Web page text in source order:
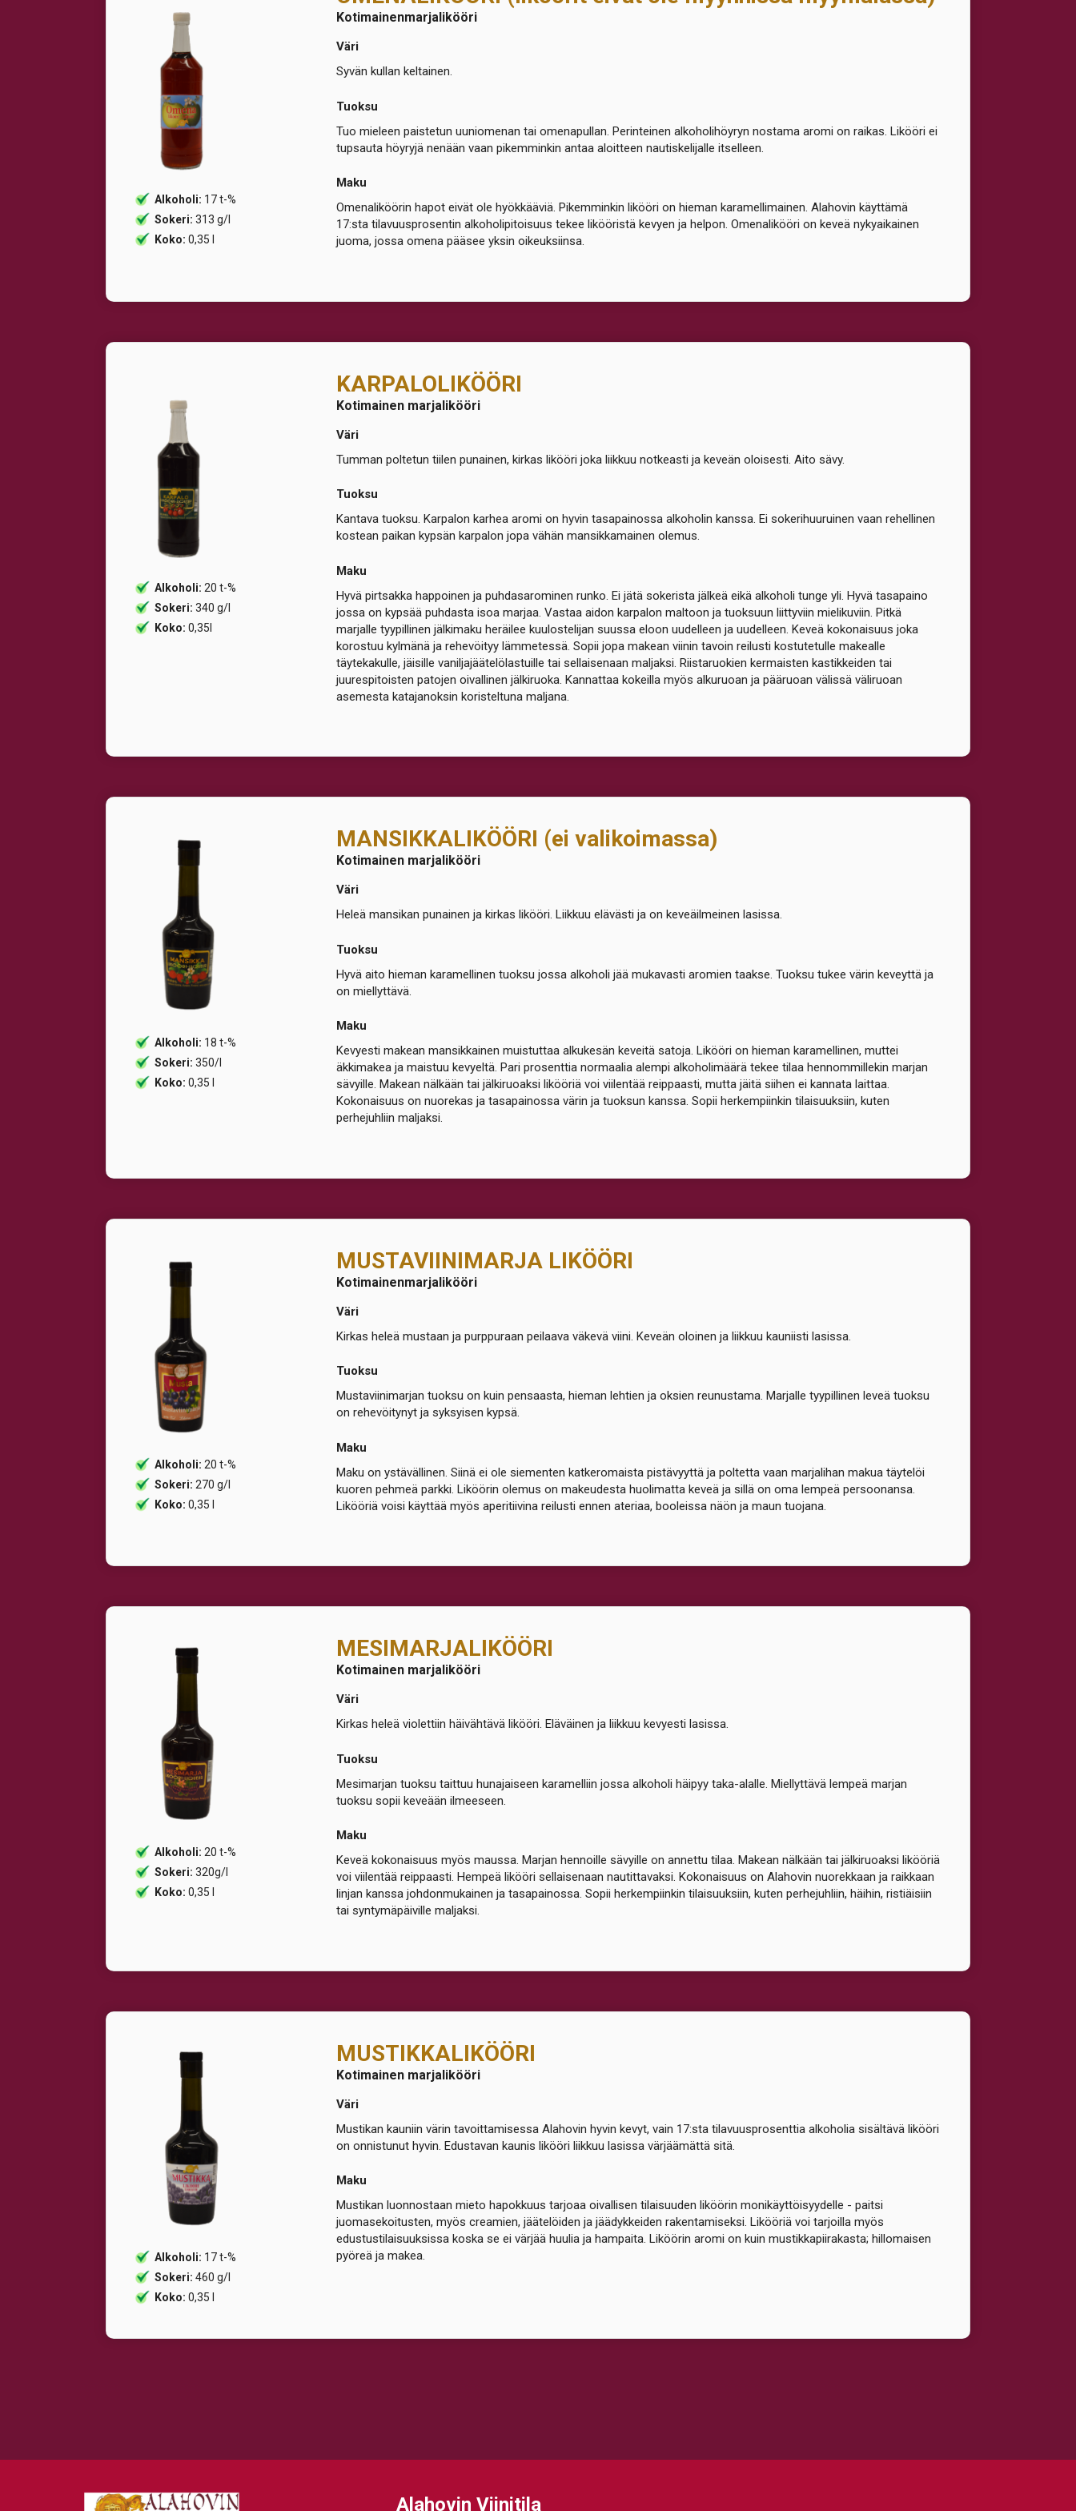
Alkoholi: 17 t-%
Sokeri: 313 g/l
Koko: 0,35 l
Kotimainenmarjalikööri
Väri
Syvän kullan keltainen.
Tuoksu
Tuo mieleen paistetun uuniomenan tai omenapullan. Perinteinen alkoholihöyryn nostama aromi on raikas. Likööri ei
tupsauta höyryjä nenään vaan pikemminkin antaa aloitteen nautiskelijalle itselleen.
Maku
Omenaliköörin hapot eivät ole hyökkääviä. Pikemminkin likööri on hieman karamellimainen. Alahovin käyttämä
17:sta tilavuusprosentin alkoholipitoisuus tekee likööristä kevyen ja helpon. Omenalikööri on keveä nykyaikainen
juoma, jossa omena pääsee yksin oikeuksiinsa.
Alkoholi: 20 t-%
Sokeri: 340 g/l
Koko: 0,35l
KARPALOLIKÖÖRI
Kotimainen marjalikööri
Väri
Tumman poltetun tiilen punainen, kirkas likööri joka liikkuu notkeasti ja keveän oloisesti. Aito sävy.
Tuoksu
Kantava tuoksu. Karpalon karhea aromi on hyvin tasapainossa alkoholin kanssa. Ei sokerihuuruinen vaan rehellinen
kostean paikan kypsän karpalon jopa vähän mansikkamainen olemus.
Maku
Hyvä pirtsakka happoinen ja puhdasarominen runko. Ei jätä sokerista jälkeä eikä alkoholi tunge yli. Hyvä tasapaino
jossa on kypsää puhdasta isoa marjaa. Vastaa aidon karpalon maltoon ja tuoksuun liittyviin mielikuviin. Pitkä
marjalle tyypillinen jälkimaku heräilee kuulostelijan suussa eloon uudelleen ja uudelleen. Keveä kokonaisuus joka
korostuu kylmänä ja rehevöityy lämmetessä. Sopii jopa makean viinin tavoin reilusti kostutetulle makealle
täytekakulle, jäisille vaniljajäätelölastuille tai sellaisenaan maljaksi. Riistaruokien kermaisten kastikkeiden tai
juurespitoisten patojen oivallinen jälkiruoka. Kannattaa kokeilla myös alkuruoan ja pääruoan välissä väliruoan
asemesta katajanoksin koristeltuna maljana.
Alkoholi: 18 t-%
Sokeri: 350/l
Koko: 0,35 l
MANSIKKALIKÖÖRI (ei valikoimassa)
Kotimainen marjalikööri
Väri
Heleä mansikan punainen ja kirkas likööri. Liikkuu elävästi ja on keveäilmeinen lasissa.
Tuoksu
Hyvä aito hieman karamellinen tuoksu jossa alkoholi jää mukavasti aromien taakse. Tuoksu tukee värin keveyttä ja
on miellyttävä.
Maku
Kevyesti makean mansikkainen muistuttaa alkukesän keveitä satoja. Likööri on hieman karamellinen, muttei
äkkimakea ja maistuu kevyeltä. Pari prosenttia normaalia alempi alkoholimäärä tekee tilaa hennommillekin marjan
sävyille. Makean nälkään tai jälkiruoaksi likööriä voi viilentää reippaasti, mutta jäitä siihen ei kannata laittaa.
Kokonaisuus on nuorekas ja tasapainossa värin ja tuoksun kanssa. Sopii herkempiinkin tilaisuuksiin, kuten
perhejuhliin maljaksi.
Alkoholi: 20 t-%
Sokeri: 270 g/l
Koko: 0,35 l
MUSTAVIINIMARJA LIKÖÖRI
Kotimainenmarjalikööri
Väri
Kirkas heleä mustaan ja purppuraan peilaava väkevä viini. Keveän oloinen ja liikkuu kauniisti lasissa.
Tuoksu
Mustaviinimarjan tuoksu on kuin pensaasta, hieman lehtien ja oksien reunustama. Marjalle tyypillinen leveä tuoksu
on rehevöitynyt ja syksyisen kypsä.
Maku
Maku on ystävällinen. Siinä ei ole siementen katkeromaista pistävyyttä ja poltetta vaan marjalihan makua täytelöi
kuoren pehmeä parkki. Liköörin olemus on makeudesta huolimatta keveä ja sillä on oma lempeä persoonansa.
Likööriä voisi käyttää myös aperitiivina reilusti ennen ateriaa, booleissa näön ja maun tuojana.
Alkoholi: 20 t-%
Sokeri: 320g/l
Koko: 0,35 l
MESIMARJALIKÖÖRI
Kotimainen marjalikööri
Väri
Kirkas heleä violettiin häivähtävä likööri. Eläväinen ja liikkuu kevyesti lasissa.
Tuoksu
Mesimarjan tuoksu taittuu hunajaiseen karamelliin jossa alkoholi häipyy taka-alalle. Miellyttävä lempeä marjan
tuoksu sopii keveään ilmeeseen.
Maku
Keveä kokonaisuus myös maussa. Marjan hennoille sävyille on annettu tilaa. Makean nälkään tai jälkiruoaksi likööriä
voi viilentää reippaasti. Hempeä likööri sellaisenaan nautittavaksi. Kokonaisuus on Alahovin nuorekkaan ja raikkaan
linjan kanssa johdonmukainen ja tasapainossa. Sopii herkempiinkin tilaisuuksiin, kuten perhejuhliin, häihin, ristiäisiin
tai syntymäpäiville maljaksi.
Alkoholi: 17 t-%
Sokeri: 460 g/l
Koko: 0,35 l
MUSTIKKALIKÖÖRI
Kotimainen marjalikööri
Väri
Mustikan kauniin värin tavoittamisessa Alahovin hyvin kevyt, vain 17:sta tilavuusprosenttia alkoholia sisältävä likööri
on onnistunut hyvin. Edustavan kaunis likööri liikkuu lasissa värjäämättä sitä.
Maku
Mustikan luonnostaan mieto hapokkuus tarjoaa oivallisen tilaisuuden liköörin monikäyttöisyydelle - paitsi
juomasekoitusten, myös creamien, jäätelöiden ja jäädykkeiden rakentamiseksi. Likööriä voi tarjoilla myös
edustustilaisuuksissa koska se ei värjää huulia ja hampaita. Liköörin aromi on kuin mustikkapiirakasta; hillomaisen
pyöreä ja makea.
Alahovin Viinitila